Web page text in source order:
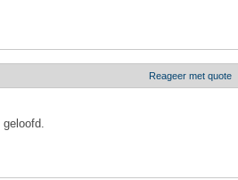
Reageer met quote